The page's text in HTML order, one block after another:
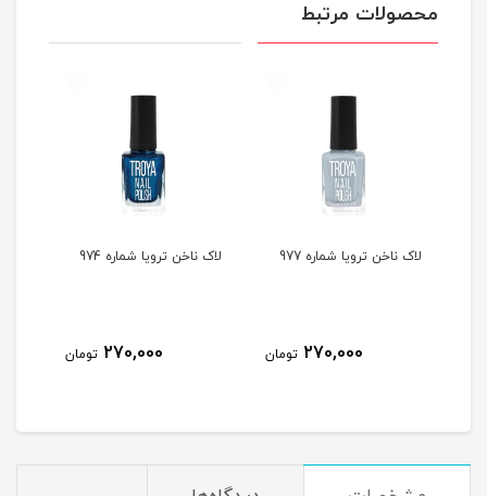
محصولات مرتبط
لاک ناخن ترویا شماره 977
270,000 تومان
لاک ناخن ترویا شماره 974
270,000 تومان